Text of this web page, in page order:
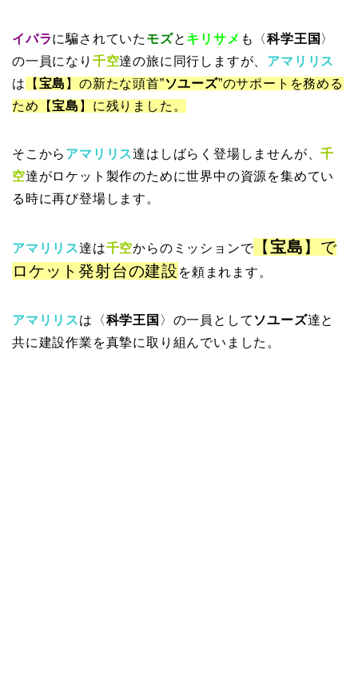
イバラに騙されていた モズと キリサメ も〈科学王国 〉
の一員になり 千空達の旅に同行しますが、 アマリリス
は
【 宝島 】の新たな頭首”ソユーズ”のサポートを務める
ため【宝島 】に残りました。
そこから アマリリス達はしばらく登場しませんが、千
空達がロケット製作のために世界中の資源を集めてい
る時に再び登場します。
アマリリス達は千空からのミッションで 【 宝島 】で
ロケット発射台の建設 を頼まれます。
アマリリスは〈科学王国 〉の一員として ソユーズ達と
共に建設作業を真摯に取り組んでいました。